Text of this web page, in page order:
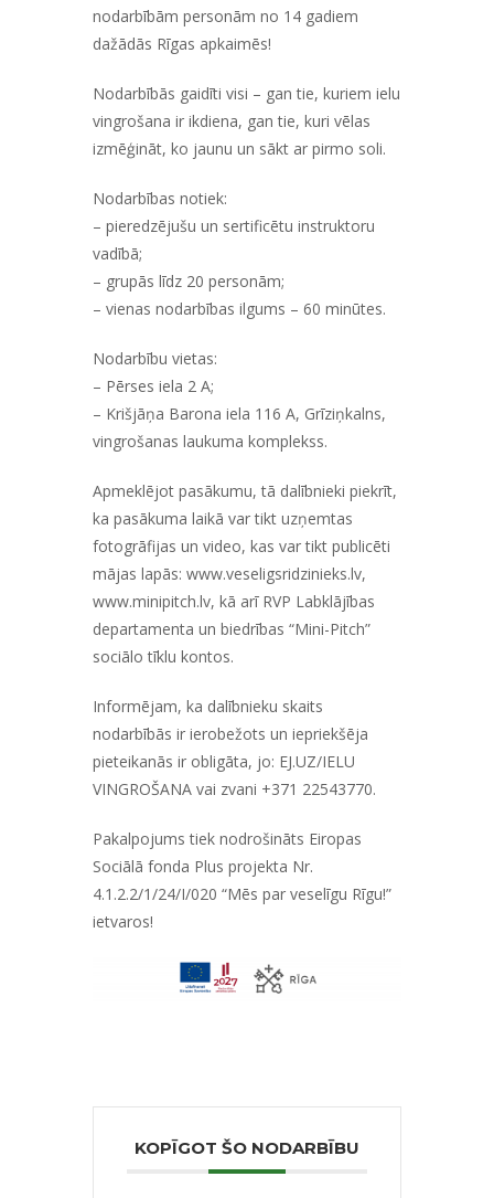
nodarbībām personām no 14 gadiem
dažādās Rīgas apkaimēs!
Nodarbībās gaidīti visi – gan tie, kuriem ielu
vingrošana ir ikdiena, gan tie, kuri vēlas
izmēģināt, ko jaunu un sākt ar pirmo soli.
Nodarbības notiek:
– pieredzējušu un sertificētu instruktoru
vadībā;
– grupās līdz 20 personām;
– vienas nodarbības ilgums – 60 minūtes.
Nodarbību vietas:
– Pērses iela 2 A;
– Krišjāņa Barona iela 116 A, Grīziņkalns,
vingrošanas laukuma komplekss.
Apmeklējot pasākumu, tā dalībnieki piekrīt,
ka pasākuma laikā var tikt uzņemtas
fotogrāfijas un video, kas var tikt publicēti
mājas lapās: www.veseligsridzinieks.lv,
www.minipitch.lv, kā arī RVP Labklājības
departamenta un biedrības “Mini-Pitch”
sociālo tīklu kontos.
Informējam, ka dalībnieku skaits
nodarbībās ir ierobežots un iepriekšēja
pieteikanās ir obligāta, jo: EJ.UZ/IELU
VINGROŠANA vai zvani +371 22543770.
Pakalpojums tiek nodrošināts Eiropas
Sociālā fonda Plus projekta Nr.
4.1.2.2/1/24/I/020 “Mēs par veselīgu Rīgu!”
ietvaros!
KOPĪGOT ŠO NODARBĪBU